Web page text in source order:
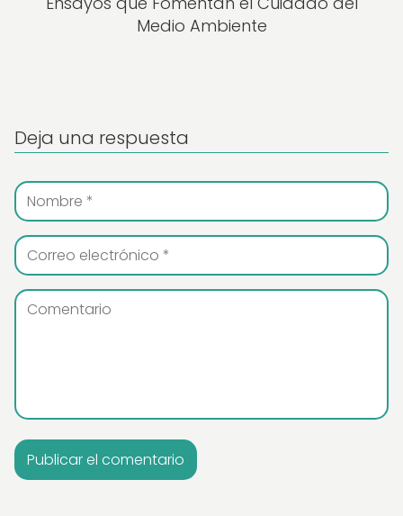
Medio Ambiente
Deja una respuesta